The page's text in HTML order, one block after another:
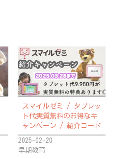
スマイルゼミ / タブレッ
ト代実質無料のお得なキ
ャンペーン / 紹介コード
2025-02-20
早期教育